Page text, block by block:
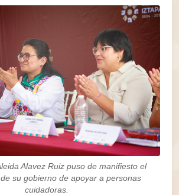
Alavez Ruiz puso de manifiesto el
su gobierno de apoyar a personas
cuidadoras.